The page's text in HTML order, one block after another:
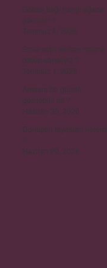
Göbek bağı hangi ağaca
gömülür ?
Temmuz 4, 2026
Elma satın alırken nelere
dikkat etmeliyiz ?
Temmuz 1, 2026
Amasra bir günde
gezilebilir mi ?
Haziran 30, 2026
Doneptin faydaları
?
Haziran 20, 2026